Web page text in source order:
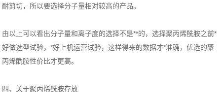
耐剪切，所以要选择分子量相对较高的产品。
由以上可以看出分子量和离子度的选择不是**的，选择聚丙烯酰胺之前*
好做选型试验，*好上机运营试验，这样得来的数据才*准确，优选的聚
丙烯酰胺性价比才更高。
四、关于聚丙烯酰胺存放